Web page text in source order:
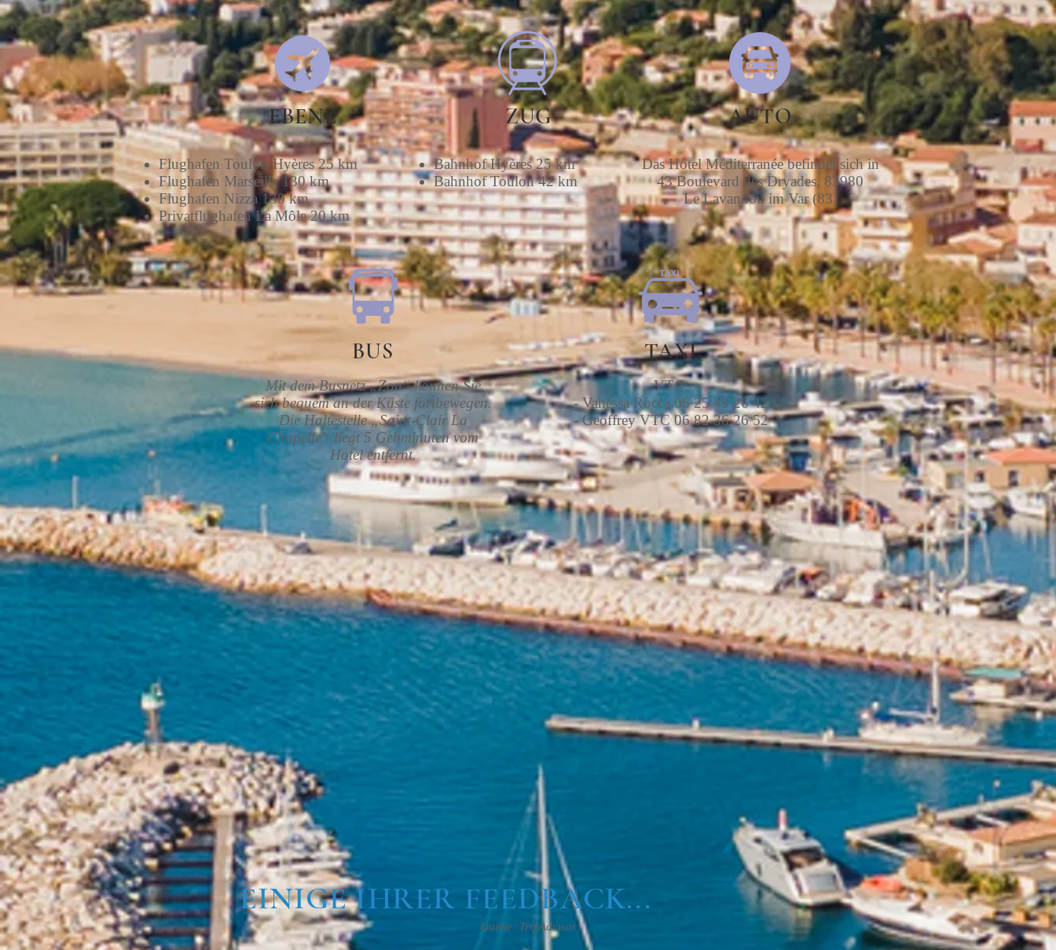
EBENE ZUG AUTO
Flughafen Toulon-Hyères 25 km
Flughafen Marseille 130 km
Flughafen Nizza 130 km
Privatflughafen La Môle 20 km
Bahnhof Hyères 25 km
Bahnhof Toulon 42 km
Das Hotel Méditerranée befindet sich in
43 Boulevard des Dryades, 83980
Le Lavandou im Var (83)
BUS
Mit dem Busnetz „Zou“ können Sie
sich bequem an der Küste fortbewegen.
Die Haltestelle „Saint-Clair La
Chapelle“ liegt 5 Gehminuten vom
Hotel entfernt.
TAXI
VTC:
- Vanessa Rocca 06 25 49 26 42
- Geoffrey VTC 06 82 36 26 52
EINIGE IHRER FEEDBACK...
Quelle: TripAdvisor